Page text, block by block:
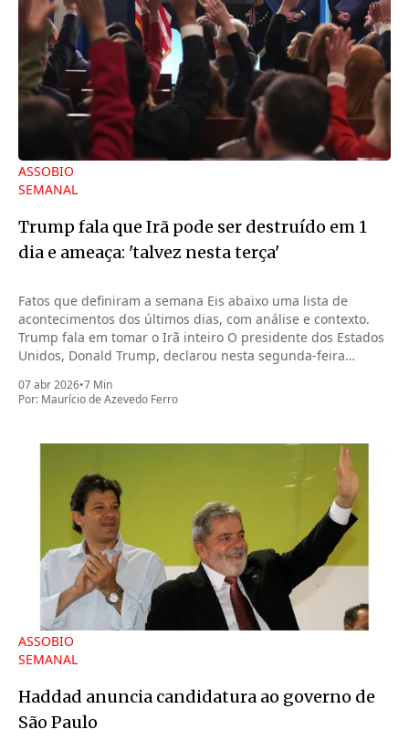
ASSOBIO
SEMANAL
Trump fala que Irã pode ser destruído em 1
dia e ameaça: 'talvez nesta terça'
Fatos que definiram a semana Eis abaixo uma lista de
acontecimentos dos últimos dias, com análise e contexto.
Trump fala em tomar o Irã inteiro O presidente dos Estados
Unidos, Donald Trump, declarou nesta segunda-feira
terça-feira (7.abr)
07 abr 2026•7 Min
Por: Maurício de Azevedo Ferro
ASSOBIO
SEMANAL
Haddad anuncia candidatura ao governo de
São Paulo